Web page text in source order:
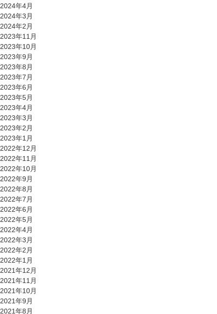
2024年4月
2024年3月
2024年2月
2023年11月
2023年10月
2023年9月
2023年8月
2023年7月
2023年6月
2023年5月
2023年4月
2023年3月
2023年2月
2023年1月
2022年12月
2022年11月
2022年10月
2022年9月
2022年8月
2022年7月
2022年6月
2022年5月
2022年4月
2022年3月
2022年2月
2022年1月
2021年12月
2021年11月
2021年10月
2021年9月
2021年8月